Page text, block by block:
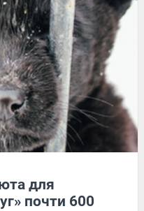
для
почти 600